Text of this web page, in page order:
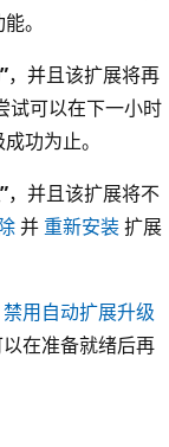
。
，并且该扩展将再
试可以在下一小时
功为止。
，并且该扩展将不
并 重新安装扩展
禁用自动扩展升级
在准备就绪后再